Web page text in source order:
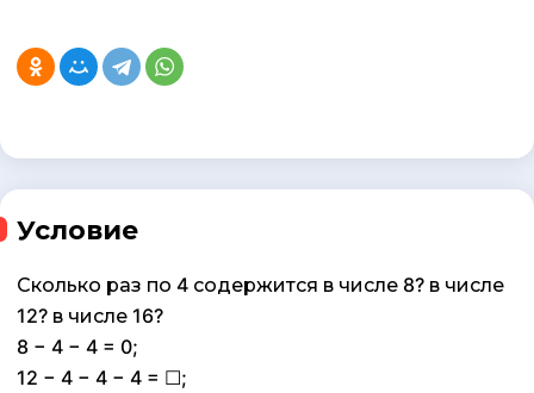
Условие
Сколько раз по 4 содержится в числе 8? в числе
12? в числе 16?
8 − 4 − 4 = 0;
12 − 4 − 4 − 4 = ☐;